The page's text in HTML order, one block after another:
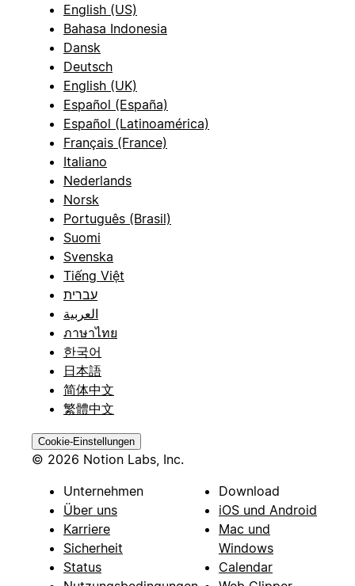
English (US)
Bahasa Indonesia
Dansk
Deutsch
English (UK)
Español (España)
Español (Latinoamérica)
Français (France)
Italiano
Nederlands
Norsk
Português (Brasil)
Suomi
Svenska
Tiếng Việt
עברית
العربية
ภาษาไทย
한국어
日本語
简体中文
繁體中文
Cookie-Einstellungen
© 2026 Notion Labs, Inc.
Unternehmen
Über uns
Karriere
Sicherheit
Status
Download
iOS und Android
Mac und
Windows
Calendar